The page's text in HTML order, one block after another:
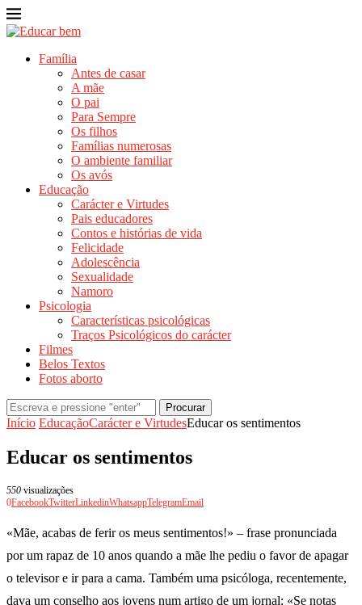
Família
Antes de casar
A mãe
O pai
Para Sempre
Os filhos
Famílias numerosas
O ambiente familiar
Os avós
Educação
Carácter e Virtudes
Pais educadores
Contos e histórias de vida
Felicidade
Adolescência
Sexualidade
Namoro
Psicologia
Características psicológicas
Traços Psicológicos do carácter
Filmes
Belos Textos
Fotos aborto
Procurar
Início EducaçãoCarácter e VirtudesEducar os sentimentos
Educar os sentimentos
550 visualizações
0FacebookTwitterLinkedinWhatsappTelegramEmail
«Mãe, acabas de ferir os meus sentimentos!» – frase pronunciada
por um rapaz de 10 anos quando a mãe lhe pediu o favor de apagar
o televisor e ir para a cama. Também uma psicóloga, recentemente,
dava um conselho aos jovens num artigo de um jornal: «Se notas